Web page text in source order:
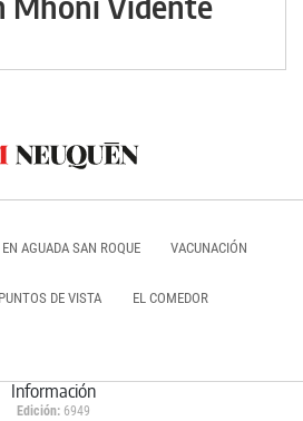
AGUADA SAN ROQUE VACUNACIÓN
PUNTOS DE VISTA EL COMEDOR
Información
Edición: 6949